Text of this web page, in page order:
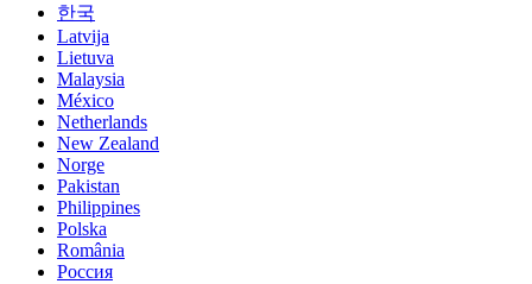
한국
Latvija
Lietuva
Malaysia
México
Netherlands
New Zealand
Norge
Pakistan
Philippines
Polska
România
Россия